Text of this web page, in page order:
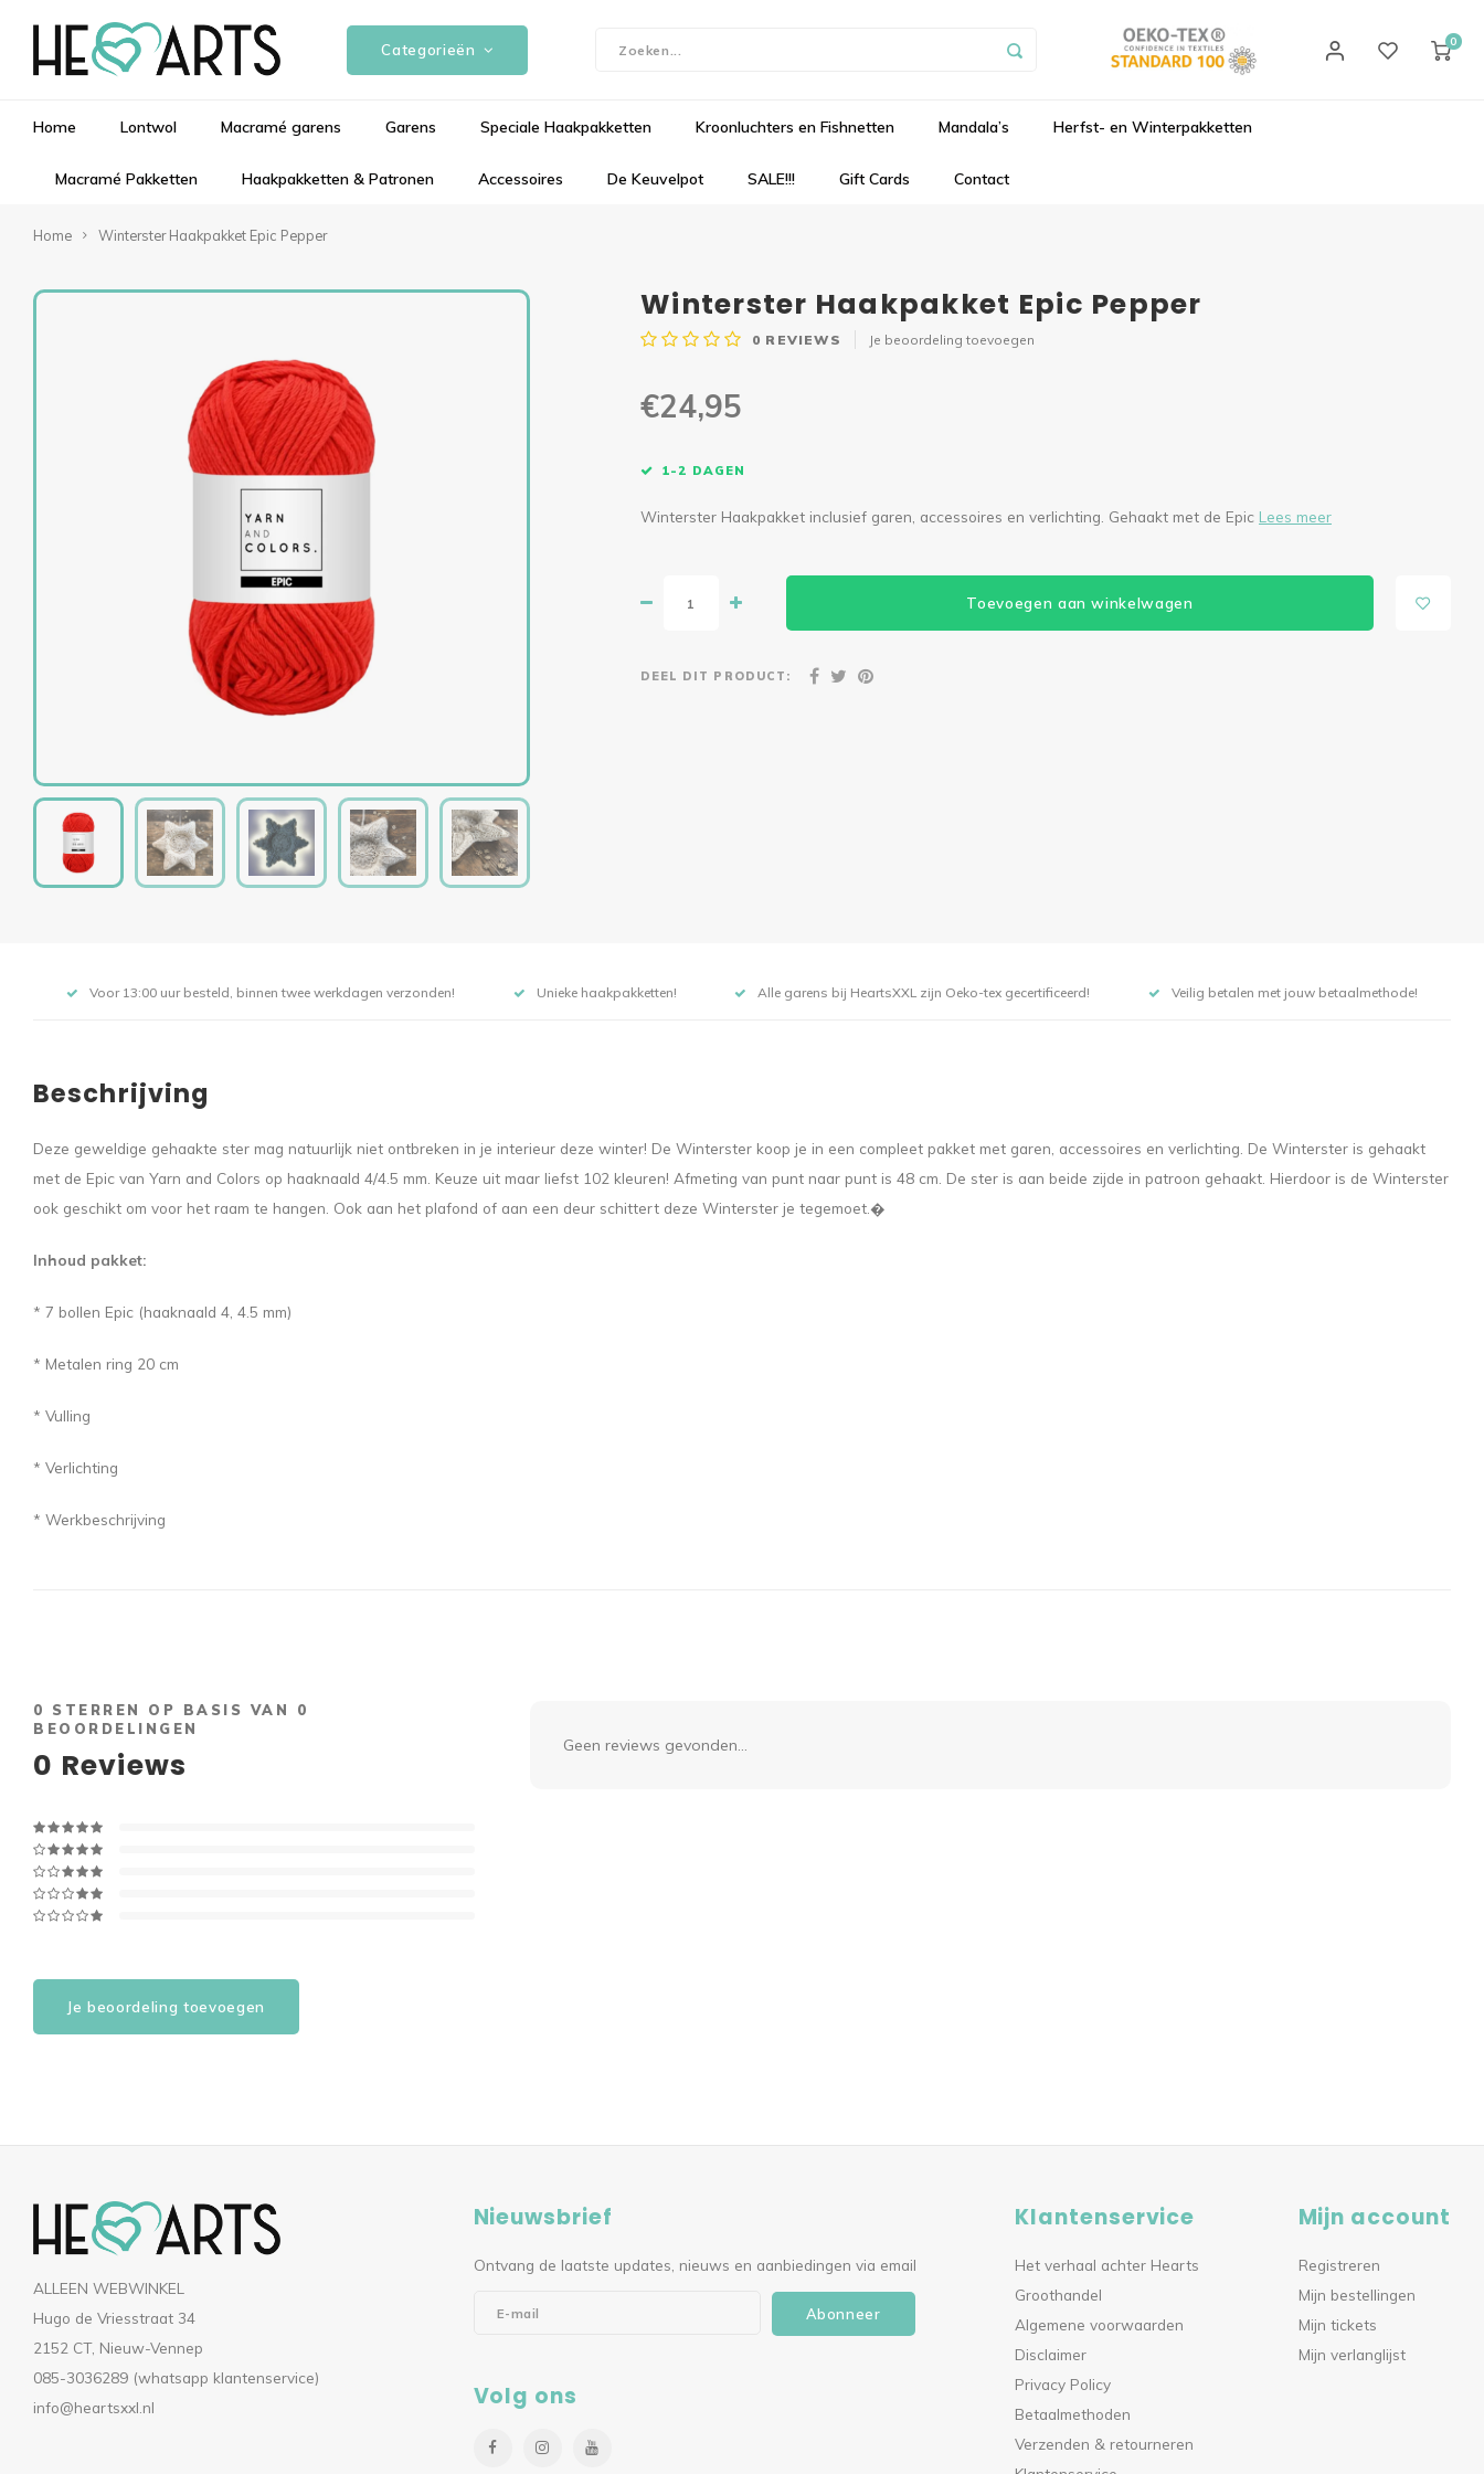
Categorieën 0
Home Lontwol Macramé garens Garens Speciale Haakpakketten Kroonluchters en Fishnetten Mandala’s Herfst- en Winterpakketten
Macramé Pakketten Haakpakketten & Patronen Accessoires De Keuvelpot SALE!!! Gift Cards Contact
Home Winterster Haakpakket Epic Pepper
Winterster Haakpakket Epic Pepper
0 REVIEWS Je beoordeling toevoegen
€24,95
1-2 DAGEN
Winterster Haakpakket inclusief garen, accessoires en verlichting. Gehaakt met de Epic Lees meer
Toevoegen aan winkelwagen
DEEL DIT PRODUCT:
Voor 13:00 uur besteld, binnen twee werkdagen verzonden! Unieke haakpakketten! Alle garens bij HeartsXXL zijn Oeko-tex gecertificeerd! Veilig betalen met jouw betaalmethode!
Beschrijving
Deze geweldige gehaakte ster mag natuurlijk niet ontbreken in je interieur deze winter! De Winterster koop je in een compleet pakket met garen, accessoires en verlichting. De Winterster is gehaakt
met de Epic van Yarn and Colors op haaknaald 4/4.5 mm. Keuze uit maar liefst 102 kleuren! Afmeting van punt naar punt is 48 cm. De ster is aan beide zijde in patroon gehaakt. Hierdoor is de Winterster
ook geschikt om voor het raam te hangen. Ook aan het plafond of aan een deur schittert deze Winterster je tegemoet.�
Inhoud pakket:
* 7 bollen Epic (haaknaald 4, 4.5 mm)
* Metalen ring 20 cm
* Vulling
* Verlichting
* Werkbeschrijving
0 STERREN OP BASIS VAN 0
BEOORDELINGEN
0 Reviews
Je beoordeling toevoegen
Geen reviews gevonden...
ALLEEN WEBWINKEL
Hugo de Vriesstraat 34
2152 CT, Nieuw-Vennep
085-3036289 (whatsapp klantenservice)
info@heartsxxl.nl
Nieuwsbrief
Ontvang de laatste updates, nieuws en aanbiedingen via email
Abonneer
Volg ons
Klantenservice
Het verhaal achter Hearts
Groothandel
Algemene voorwaarden
Disclaimer
Privacy Policy
Betaalmethoden
Verzenden & retourneren
Mijn account
Registreren
Mijn bestellingen
Mijn tickets
Mijn verlanglijst